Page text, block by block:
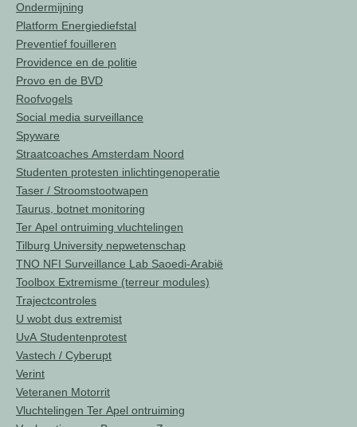
Ondermijning
Platform Energiediefstal
Preventief fouilleren
Providence en de politie
Provo en de BVD
Roofvogels
Social media surveillance
Spyware
Straatcoaches Amsterdam Noord
Studenten protesten inlichtingenoperatie
Taser / Stroomstootwapen
Taurus, botnet monitoring
Ter Apel ontruiming vluchtelingen
Tilburg University nepwetenschap
TNO NFI Surveillance Lab Saoedi-Arabië
Toolbox Extremisme (terreur modules)
Trajectcontroles
U wobt dus extremist
UvA Studentenprotest
Vastech / Cyberupt
Verint
Veteranen Motorrit
Vluchtelingen Ter Apel ontruiming